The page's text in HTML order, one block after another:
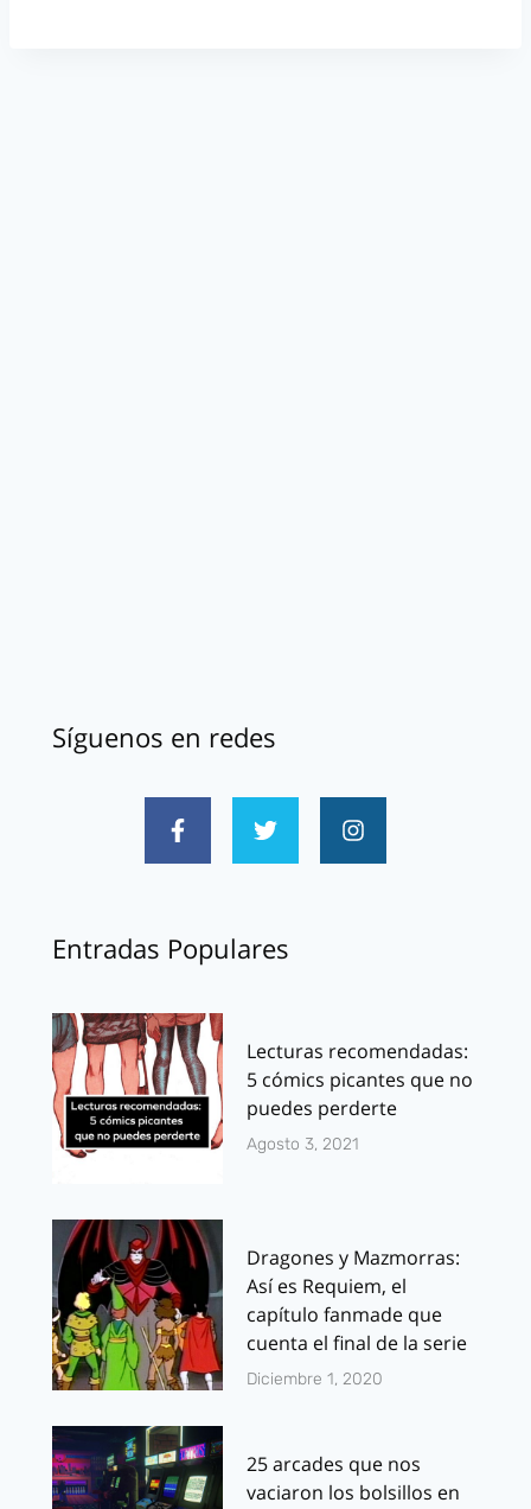
Síguenos en redes
Entradas Populares
Lecturas recomendadas:
5 cómics picantes que no
puedes perderte
Agosto 3, 2021
Dragones y Mazmorras:
Así es Requiem, el
capítulo fanmade que
cuenta el final de la serie
Diciembre 1, 2020
25 arcades que nos
vaciaron los bolsillos en